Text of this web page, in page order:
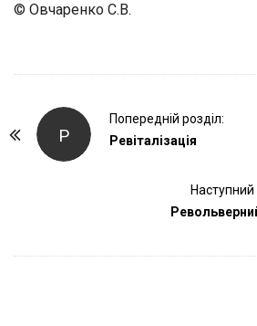
© Овчаренко С.В.
Р
Попередній розділ:
Ревіталізація
Наступний